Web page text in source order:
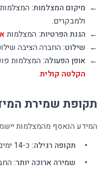
← מיקום המצלמות: המצלמות
ולמבקרים.
← הגנת הפרטיות: המצלמות
← שילוט: החברה הציבה
← אופן הפעולה: המצלמות פועלות במשך 24 שעות ביממה.
הקלטה קולית.
תקופת שמירת
המידע הנאסף מהמצלמות
תקופה רגילה: כ-14 ימים ממועד ההקלטה.
שמירה ארוכה יותר: